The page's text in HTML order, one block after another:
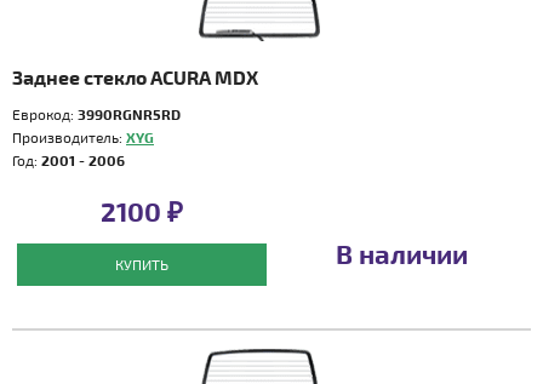
Заднее стекло ACURA MDX
Еврокод: 3990RGNR5RD
Производитель: XYG
Год: 2001 - 2006
2100 ₽
КУПИТЬ В наличии